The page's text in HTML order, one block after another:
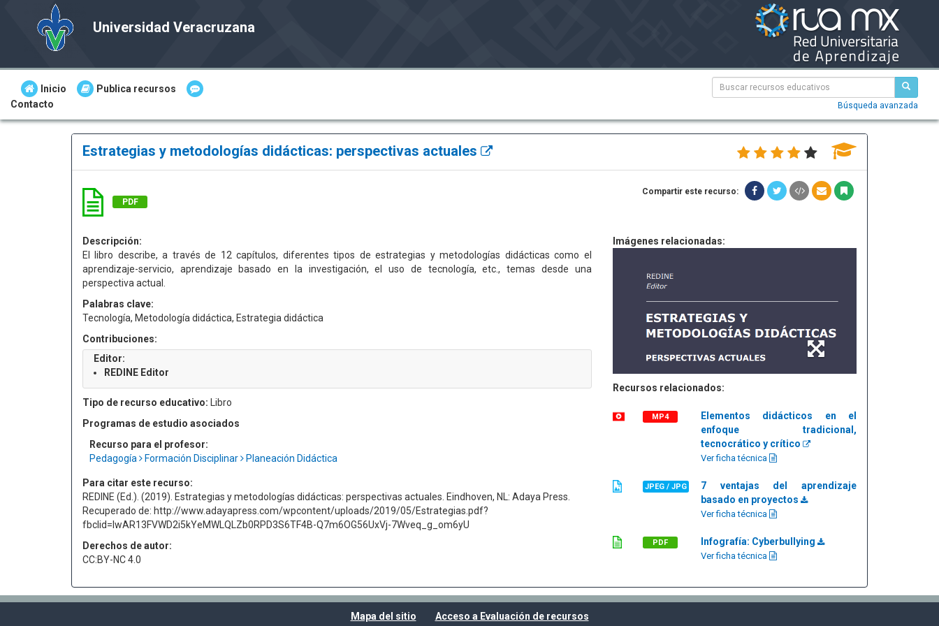
Universidad Veracruzana
Inicio
Publica recursos
Contacto
Búsqueda avanzada
Estrategias y metodologías didácticas: perspectivas actuales
PDF
Compartir este recurso:
Descripción:
El libro describe, a través de 12 capítulos, diferentes tipos de estrategias y metodologías didácticas como el
aprendizaje-servicio, aprendizaje basado en la investigación, el uso de tecnología, etc., temas desde una
perspectiva actual.
Palabras clave:
Tecnología, Metodología didáctica, Estrategia didáctica
Contribuciones:
Editor:
REDINE Editor
Tipo de recurso educativo: Libro
Programas de estudio asociados
Recurso para el profesor:
Pedagogía
Formación Disciplinar Planeación Didáctica
Para citar este recurso:
REDINE (Ed.). (2019). Estrategias y metodologías didácticas: perspectivas actuales. Eindhoven, NL: Adaya Press.
Recuperado de: http://www.adayapress.com/wpcontent/uploads/2019/05/Estrategias.pdf?
fbclid=IwAR13FVWD2i5kYeMWLQLZb0RPD3S6TF4B-Q7m6OG56UxVj-7Wveq_g_om6yU
Derechos de autor:
CC:BY-NC 4.0
Imágenes relacionadas:
Recursos relacionados:
MP4
Elementos didácticos en el
enfoque tradicional,
tecnocrático y crítico
Ver ficha técnica
JPEG / JPG
7 ventajas del aprendizaje
basado en proyectos
Ver ficha técnica
PDF Infografía: Cyberbullying
Ver ficha técnica
Mapa del sitio Acceso a Evaluación de recursos